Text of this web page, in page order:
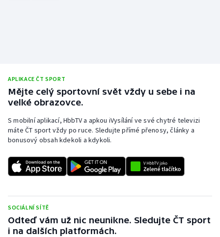
APLIKACE ČT SPORT
Mějte celý sportovní svět vždy u sebe i na
velké obrazovce.
S mobilní aplikací, HbbTV a apkou iVysílání ve své chytré televizi
máte ČT sport vždy po ruce. Sledujte přímé přenosy, články a
bonusový obsah kdekoli a kdykoli.
SOCIÁLNÍ SÍTĚ
Odteď vám už nic neunikne. Sledujte ČT sport
i na dalších platformách.